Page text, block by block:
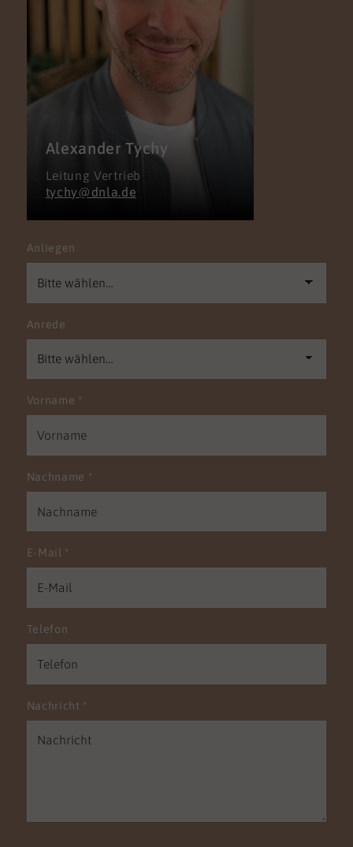
Alexander Tychy
Leitung Vertrieb
tychy@dnla.de
Anliegen
Anrede
Vorname *
Nachname *
E-Mail *
Telefon
Nachricht *